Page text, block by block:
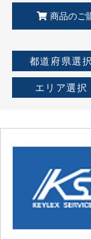
商品のご
都道府県選択
エリア選択